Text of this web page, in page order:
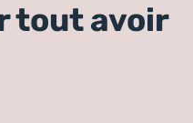
tout avoir